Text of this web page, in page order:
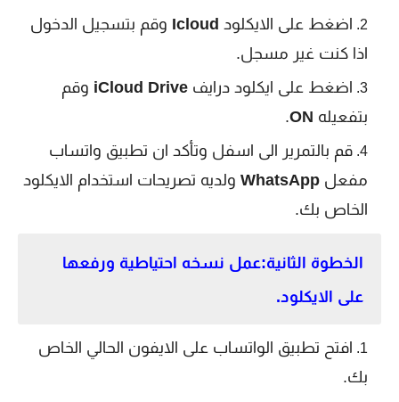
اضغط على الايكلود Icloud وقم بتسجيل الدخول
اذا كنت غير مسجل.
اضغط على ايكلود درايف iCloud Drive وقم
بتفعيله ON
.
قم بالتمرير الى اسفل وتأكد ان تطبيق واتساب
مفعل WhatsApp ولديه تصريحات استخدام الايكلود
الخاص بك.
الخطوة الثانية:عمل نسخه احتياطية ورفعها
على الايكلود.
افتح تطبيق الواتساب على الايفون الحالي الخاص
بك.